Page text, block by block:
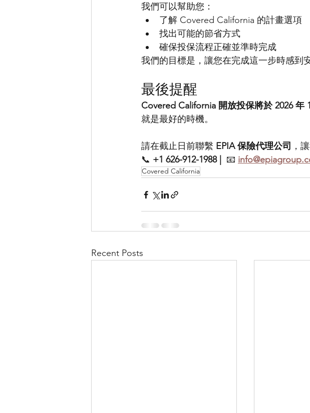
我們可以幫助您：
了解 Covered California 的計畫選項
找出可能的節省方式
確保投保流程正確並準時完成
我們的目標是，讓您在完成這一步時感到
最後提醒
Covered California 開放投保將於 2026 年
就是最好的時機。
請在截止日前聯繫 EPIA 保險代理公司 ，
📞 +1 626-912-1988 | 📧
Covered California
Recent Posts